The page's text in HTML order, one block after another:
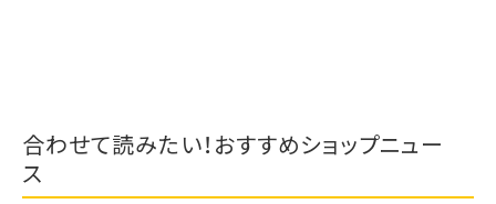
合わせて読みたい！おすすめショップニュー
ス